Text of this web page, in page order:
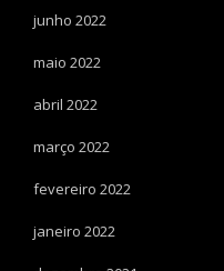
junho 2022
maio 2022
abril 2022
março 2022
fevereiro 2022
janeiro 2022